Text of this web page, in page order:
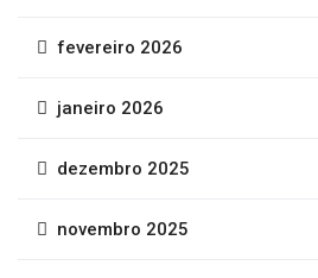
fevereiro 2026
janeiro 2026
dezembro 2025
novembro 2025